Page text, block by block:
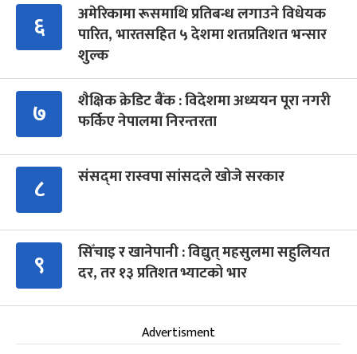
६
अमेरिकामा रूसमाथि प्रतिबन्ध लगाउने विधेयक
पारित, भारतसहित ५ देशमा शतप्रतिशत भन्सार
शुल्क
७
शैक्षिक क्रेडिट बैंक : विदेशमा अध्ययन पूरा नगरी
फर्किए नेपालमा निरन्तरता
८ संसद्‍मा रास्वपा सांसदले खोजे सरकार
९
सिँचाइ र खानेपानी : विद्युत् महसुलमा सहुलियत
दर, तर १३ प्रतिशत भ्याटको भार
Advertisment